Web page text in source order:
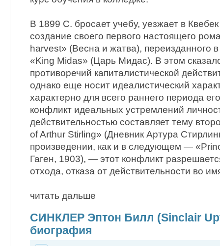
В 1899 С. бросает учебу, уезжает в
создание своего первого настоящего
harvest» (Весна и жатва), переизданного
«King Midas» (Царь Мидас). В этом
противоречий капиталистической
однако еще носит идеалистический
характерно для всего раннего периода
конфликт идеальных устремлений
действительностью составляет тему
of Arthur Stirling» (Дневник Артура
произведении, как и в следующем —
Гаген, 1903), — этот конфликт
отхода, отказа от действительности во
читать дальше
СИНКЛЕР Эптон Билл (Sinclair
биография